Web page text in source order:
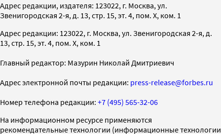
Адрес редакции, издателя: 123022, г. Москва, ул.
Звенигородская 2-я, д. 13, стр. 15, эт. 4, пом. X, ком. 1
Адрес редакции: 123022, г. Москва, ул. Звенигородская 2-я, д.
13, стр. 15, эт. 4, пом. X, ком. 1
Главный редактор: Мазурин Николай Дмитриевич
Адрес электронной почты редакции: press-release@forbes.ru
Номер телефона редакции: +7 (495) 565-32-06
На информационном ресурсе применяются
рекомендательные технологии (информационные технологии